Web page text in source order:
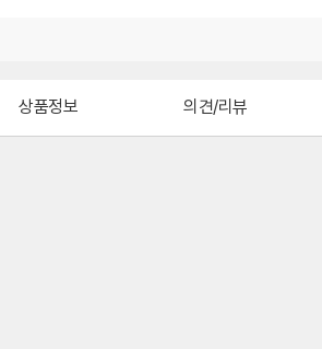
상품정보 의견/리뷰